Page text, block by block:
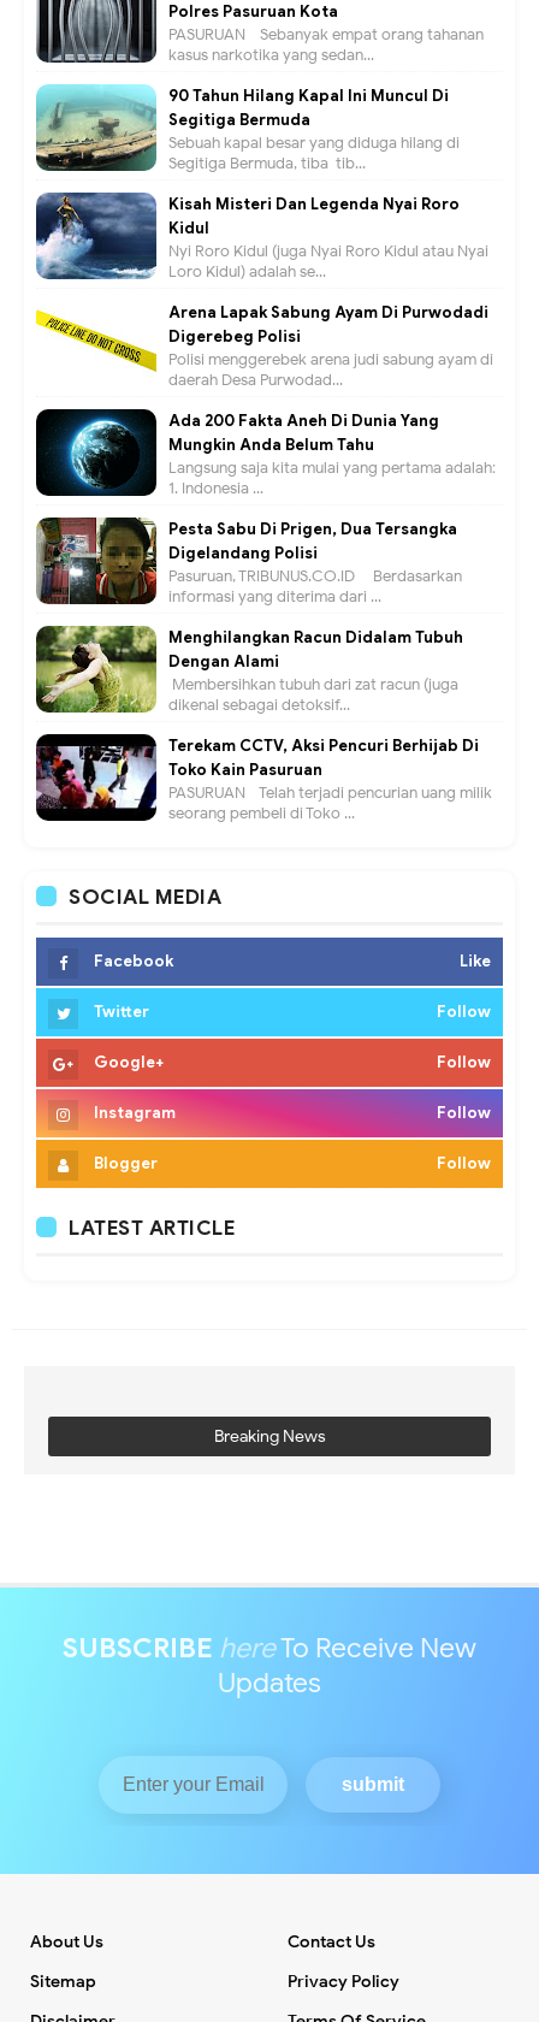
Polres Pasuruan Kota
PASURUAN - Sebanyak empat orang tahanan
kasus narkotika yang sedan...
90 Tahun Hilang Kapal Ini Muncul Di
Segitiga Bermuda
Sebuah kapal besar yang diduga hilang di
Segitiga Bermuda, tiba-tib...
Kisah Misteri Dan Legenda Nyai Roro
Kidul
Nyi Roro Kidul (juga Nyai Roro Kidul atau Nyai
Loro Kidul) adalah se...
Arena Lapak Sabung Ayam Di Purwodadi
Digerebeg Polisi
Polisi menggerebek arena judi sabung ayam di
daerah Desa Purwodad...
Ada 200 Fakta Aneh Di Dunia Yang
Mungkin Anda Belum Tahu
Langsung saja kita mulai yang pertama adalah:
1. Indonesia ...
Pesta Sabu Di Prigen, Dua Tersangka
Digelandang Polisi
Pasuruan, TRIBUNUS.CO.ID - Berdasarkan
informasi yang diterima dari ...
Menghilangkan Racun Didalam Tubuh
Dengan Alami
Membersihkan tubuh dari zat racun (juga
dikenal sebagai detoksif...
Terekam CCTV, Aksi Pencuri Berhijab Di
Toko Kain Pasuruan
PASURUAN - Telah terjadi pencurian uang milik
seorang pembeli di Toko ...
SOCIAL MEDIA
Facebook Like
Twitter Follow
Google+ Follow
Instagram Follow
Blogger Follow
LATEST ARTICLE
Breaking News
SUBSCRIBE hereTo Receive New
Updates
About Us
Contact Us
Sitemap
Privacy Policy